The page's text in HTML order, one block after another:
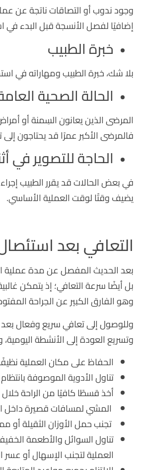
وجود ندوب أو التصاقات ناتجة عن
إضافيًا لفصل الأنسجة قبل البدء في
خبرة الطبيب
بلا شك، خبرة الطبيب ومهاراته في
الحالة الصحية
المرضى الذين يعانون السِمنة أو
فالمرضى الأكبر عمرًا قد يحتاجون
الحاجة للتصوير في
في بعض الحالات قد يقرر الطبيب
يضيف وقتًا لوقت العملية الأساسي.
التعافي بعد
بعد الحديث المفصل عن مدة عملية
بل أيضًا سرعة التعافي؛ إذ يتمكن
وهو الفارق الكبير عن الجراحة
وللوصول إلى تعافي سريع وفعال بعد
وتسريع العودة إلى الأنشطة
الحفاظ على مكان العملية نظيفًا وجافًا، والسماح
تناول الأدوية الموصوفة
أخذ قسطًا كافيًا من الراحة خلال
المشي لمسافات قصيرة داخل
تجنب حمل الأوزان الثقيلة أو
تناول السوائل والأطعمة
العملية لتجنب الإسهال أو